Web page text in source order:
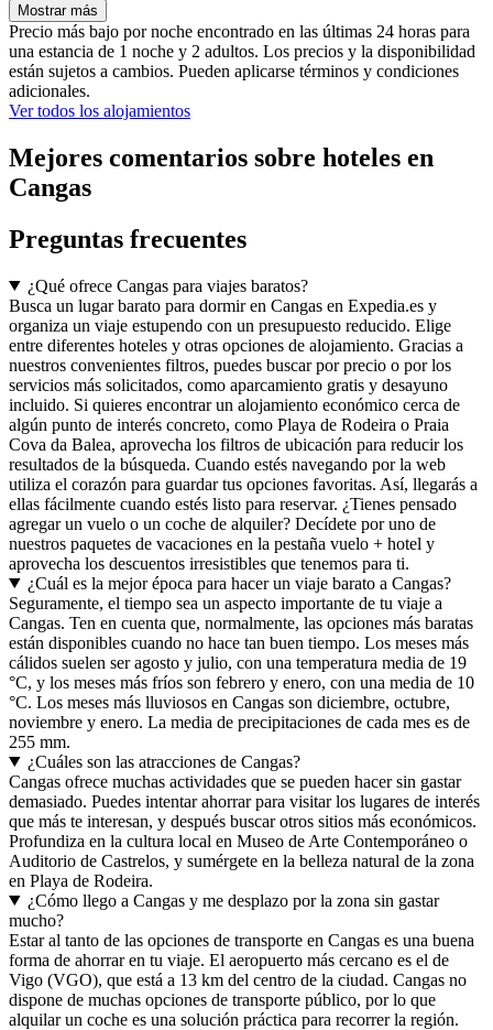
Mostrar más
Precio más bajo por noche encontrado en las últimas 24 horas para
una estancia de 1 noche y 2 adultos. Los precios y la disponibilidad
están sujetos a cambios. Pueden aplicarse términos y condiciones
adicionales.
Ver todos los alojamientos
Mejores comentarios sobre hoteles en
Cangas
Preguntas frecuentes
¿Qué ofrece Cangas para viajes baratos?
Busca un lugar barato para dormir en Cangas en Expedia.es y
organiza un viaje estupendo con un presupuesto reducido. Elige
entre diferentes hoteles y otras opciones de alojamiento. Gracias a
nuestros convenientes filtros, puedes buscar por precio o por los
servicios más solicitados, como aparcamiento gratis y desayuno
incluido. Si quieres encontrar un alojamiento económico cerca de
algún punto de interés concreto, como Playa de Rodeira o Praia
Cova da Balea, aprovecha los filtros de ubicación para reducir los
resultados de la búsqueda. Cuando estés navegando por la web
utiliza el corazón para guardar tus opciones favoritas. Así, llegarás a
ellas fácilmente cuando estés listo para reservar. ¿Tienes pensado
agregar un vuelo o un coche de alquiler? Decídete por uno de
nuestros paquetes de vacaciones en la pestaña vuelo + hotel y
aprovecha los descuentos irresistibles que tenemos para ti.
¿Cuál es la mejor época para hacer un viaje barato a Cangas?
Seguramente, el tiempo sea un aspecto importante de tu viaje a
Cangas. Ten en cuenta que, normalmente, las opciones más baratas
están disponibles cuando no hace tan buen tiempo. Los meses más
cálidos suelen ser agosto y julio, con una temperatura media de 19
°C, y los meses más fríos son febrero y enero, con una media de 10
°C. Los meses más lluviosos en Cangas son diciembre, octubre,
noviembre y enero. La media de precipitaciones de cada mes es de
255 mm.
¿Cuáles son las atracciones de Cangas?
Cangas ofrece muchas actividades que se pueden hacer sin gastar
demasiado. Puedes intentar ahorrar para visitar los lugares de interés
que más te interesan, y después buscar otros sitios más económicos.
Profundiza en la cultura local en Museo de Arte Contemporáneo o
Auditorio de Castrelos, y sumérgete en la belleza natural de la zona
en Playa de Rodeira.
¿Cómo llego a Cangas y me desplazo por la zona sin gastar
mucho?
Estar al tanto de las opciones de transporte en Cangas es una buena
forma de ahorrar en tu viaje. El aeropuerto más cercano es el de
Vigo (VGO), que está a 13 km del centro de la ciudad. Cangas no
dispone de muchas opciones de transporte público, por lo que
alquilar un coche es una solución práctica para recorrer la región.